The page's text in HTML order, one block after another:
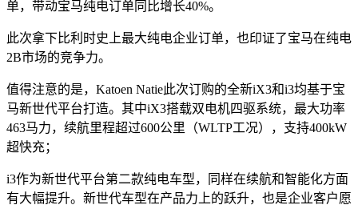
单，带动宝马纯电订单同比增长40%。
此次拿下比利时史上最大纯电企业订单，也印证了宝马在纯电
2B市场的竞争力。
值得注意的是，Katoen Natie此次订购的全新iX3和i3均基于宝
马新世代平台打造。其中iX3搭载双电机四驱系统，最大功率
463马力，续航里程超过600公里（WLTP工况），支持400kW
超快充；
i3作为新世代平台第二款纯电车型，同样在续航和智能化方面
有大幅提升。新世代车型在产品力上的跃升，也是企业客户愿